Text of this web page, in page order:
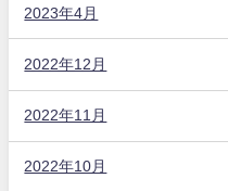
2023年4月
2022年12月
2022年11月
2022年10月